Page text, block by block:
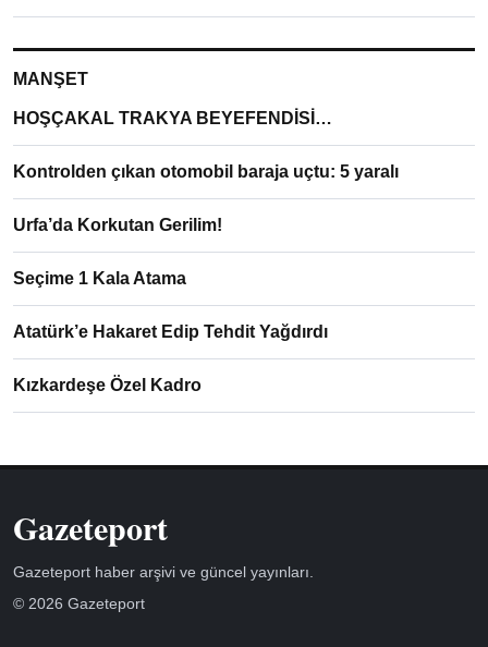
MANŞET
HOŞÇAKAL TRAKYA BEYEFENDİSİ…
Kontrolden çıkan otomobil baraja uçtu: 5 yaralı
Urfa’da Korkutan Gerilim!
Seçime 1 Kala Atama
Atatürk’e Hakaret Edip Tehdit Yağdırdı
Kızkardeşe Özel Kadro
Gazeteport
Gazeteport haber arşivi ve güncel yayınları.
© 2026 Gazeteport